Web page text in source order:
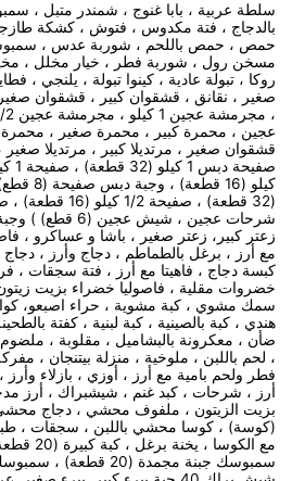
بالدجاج ، فتة مكدوس ، فتوش ، كشكة
مسخن رول ، شوربة فطر ، خيار مخلل ،
روكا ، تبولة عادية ، كينوا تبولة ، يلنجي ،
صغير ، نقانق ، قشقوان كبير ، قشقوان
عجين ، محمرة كبير ، محمرة صغير ،
قشقوان صغير ، مرتديلا كبير ، مرتديلا صغير ،
زعتر كبير، زعتر صغير ، باشا و عساكرو ،
مع أرز ، برغل بالطماطم ، دجاج وأرز ،
كبسة دجاج ، فاهيتا مع أرز ، فتة سجقات ،
خضروات مقلية ، فاصوليا خضراء بزيت
سمك مشوي ، كبة مشوية ، حراء اصبعو، كواج
هندي ، كبة بالصينية ، كبة لبنية ، كفتة
ضأن ، معكرونة بالبشاميل ، مقلوبة ،
، لحم باللبن ، ملوخية ، منزلة بيتنجان ،
فطر ولحم بامية مع أرز ، أوزي ، بازلاء وأرز
أرز ، شرحات ، كبد غنم ، شيشبراك ، أرز
بزيت الزيتون ، ملفوف محشي ، دجاج
(كوسة) ، كوسا محشي باللبن ، سجقات ،